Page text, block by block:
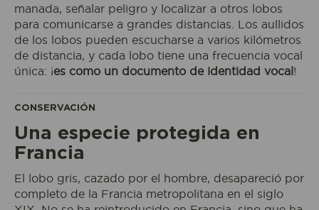
manada, señalar peligro y localizar a otros lobos
para comunicarse a grandes distancias. Los aullidos
de los lobos pueden escucharse a varios kilómetros
de distancia, y cada lobo tiene una frecuencia vocal
única: ¡es como un documento de identidad vocal!
CONSERVACIÓN
Una especie protegida en
Francia
El lobo gris, cazado por el hombre, desapareció por
completo de la Francia metropolitana en el siglo
ACCESO
AL
ECOPARQUE